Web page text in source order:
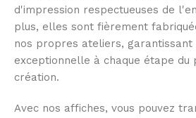
d'impression respectueuses de
plus, elles sont fièrement
nos propres ateliers, garantissant
exceptionnelle à chaque étape du
création.
Avec nos affiches, vous pouvez